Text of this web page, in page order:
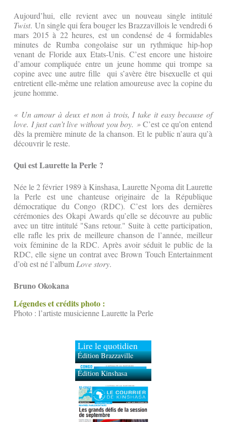
Aujourd’hui, elle revient avec un nouveau single intitulé
Twist. Un single qui fera bouger les Brazzavillois le vendredi 6
mars 2015 à 22 heures, est un condensé de 4 formidables
minutes de Rumba congolaise sur un rythmique hip-hop
venant de Floride aux Etats-Unis. C’est encore une histoire
d’amour compliquée entre un jeune homme qui trompe sa
copine avec une autre fille qui s’avère être bisexuelle et qui
entretient elle-même une relation amoureuse avec la copine du
jeune homme.
« Un amour à deux et non à trois, I take it easy because of
love. I just can’t live without you boy. »C’est ce qu’on entend
dès la première minute de la chanson. Et le public n’aura qu’à
découvrir le reste.
Qui est Laurette la Perle ?
Née le 2 février 1989 à Kinshasa, Laurette Ngoma dit Laurette
la Perle est une chanteuse originaire de la République
démocratique du Congo (RDC). C’est lors des dernières
cérémonies des Okapi Awards qu’elle se découvre au public
avec un titre intitulé "Sans retour." Suite à cette participation,
elle rafle les prix de meilleure chanson de l’année, meilleur
voix féminine de la RDC. Après avoir séduit le public de la
RDC, elle signe un contrat avec Brown Touch Entertainment
d’où est né l’albumLove story.
Bruno Okokana
Légendes et crédits photo :
Photo : l’artiste musicienne Laurette la Perle
Lire le quotidien
Édition Brazzaville
Édition Kinshasa